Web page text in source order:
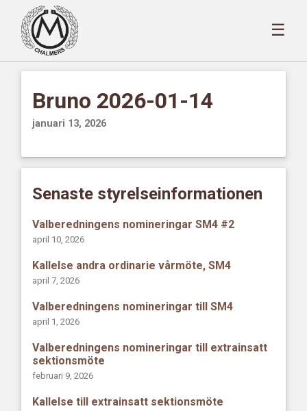
☰
Bruno 2026-01-14
januari 13, 2026
Senaste styrelseinformationen
Valberedningens nomineringar SM4 #2
april 10, 2026
Kallelse andra ordinarie vårmöte, SM4
april 7, 2026
Valberedningens nomineringar till SM4
april 1, 2026
Valberedningens nomineringar till extrainsatt
sektionsmöte
februari 9, 2026
Kallelse till extrainsatt sektionsmöte